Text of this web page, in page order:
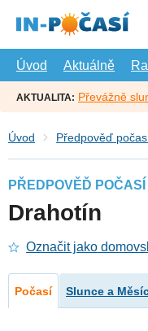
hlavní
Úvod
Aktuálně
AKTUALITA: Převážně
Úvod Předpověď
PŘEDPOVĚĎ POČASÍ
Drahotín
Označit jako
Počasí Slunce a